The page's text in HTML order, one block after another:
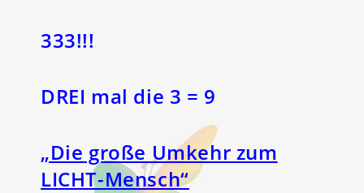
333!!!
DREI mal die 3 = 9
„Die große Umkehr zum
LICHT-Mensch“